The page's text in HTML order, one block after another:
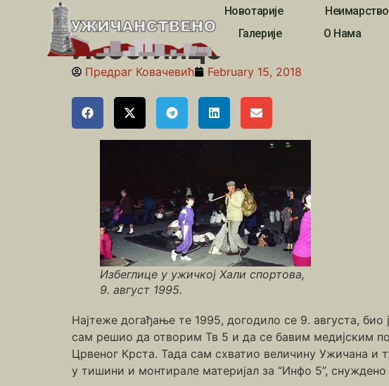
Новотарије Неимарство
Галерије
О Нама
Избеглице
Избеглице
Предраг Ковачевић February 15, 2018
Избеглице у ужичкој Хали спортова,
9. август 1995.
Најтеже догађање те 1995, догодило се 9. августа,
сам решио да отворим Тв 5 и да се бавим медијским
Црвеног Крста. Тада сам схватио величину Ужичана и
у тишини и монтирале материјал за “Инфо 5”,